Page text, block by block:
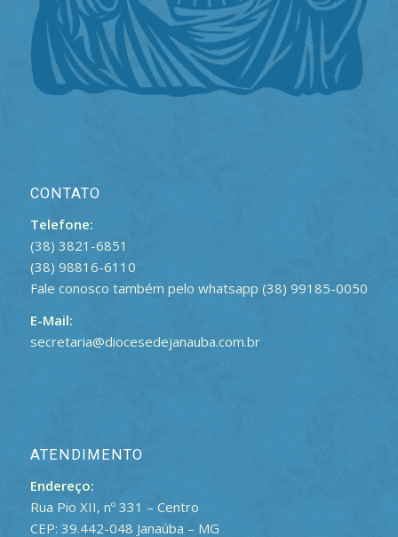
CONTATO
Telefone:
(38) 3821-6851
(38) 98816-6110
Fale conosco também pelo whatsapp (38) 99185-0050
E-Mail:
secretaria@diocesedejanauba.com.br
ATENDIMENTO
Endereço:
Rua Pio XII, nº 331 – Centro
CEP: 39.442-048 Janaúba – MG